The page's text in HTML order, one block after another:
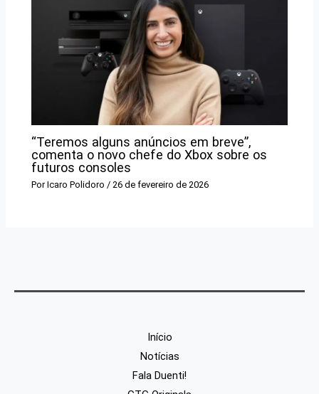
“Teremos alguns anúncios em breve”,
comenta o novo chefe do Xbox sobre os
futuros consoles
PorIcaro Polidoro/26 de fevereiro de 2026
Início
Notícias
Fala Duenti!